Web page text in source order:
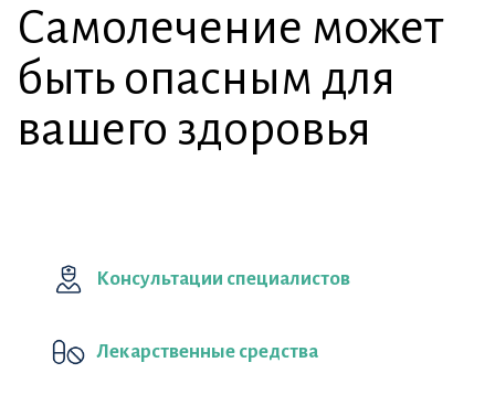
Консультации специалистов
Лекарственные средства
Самолечение может
быть опасным для
вашего здоровья